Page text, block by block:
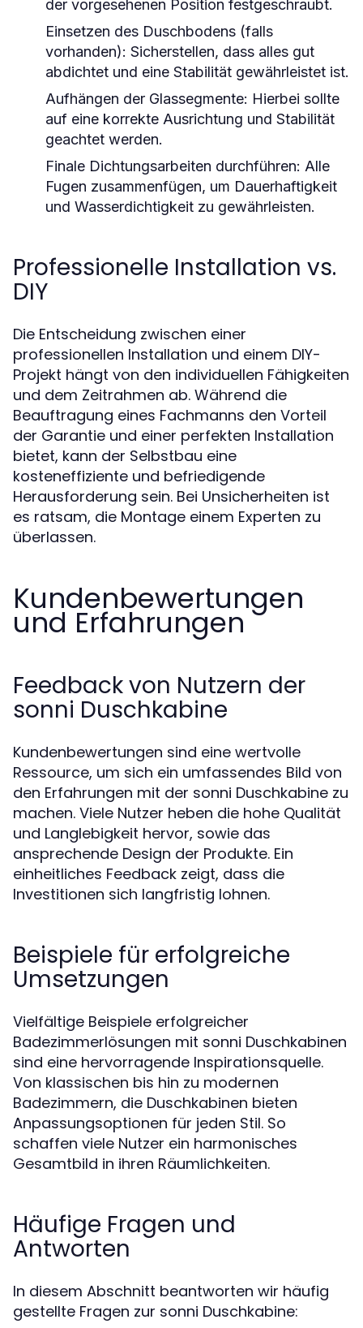
der vorgesehenen Position festgeschraubt.
Einsetzen des Duschbodens (falls
vorhanden): Sicherstellen, dass alles gut
abdichtet und eine Stabilität gewährleistet ist.
Aufhängen der Glassegmente: Hierbei sollte
auf eine korrekte Ausrichtung und Stabilität
geachtet werden.
Finale Dichtungsarbeiten durchführen: Alle
Fugen zusammenfügen, um Dauerhaftigkeit
und Wasserdichtigkeit zu gewährleisten.
Professionelle Installation vs.
DIY
Die Entscheidung zwischen einer
professionellen Installation und einem DIY-
Projekt hängt von den individuellen Fähigkeiten
und dem Zeitrahmen ab. Während die
Beauftragung eines Fachmanns den Vorteil
der Garantie und einer perfekten Installation
bietet, kann der Selbstbau eine
kosteneffiziente und befriedigende
Herausforderung sein. Bei Unsicherheiten ist
es ratsam, die Montage einem Experten zu
überlassen.
Kundenbewertungen
und Erfahrungen
Feedback von Nutzern der
sonni Duschkabine
Kundenbewertungen sind eine wertvolle
Ressource, um sich ein umfassendes Bild von
den Erfahrungen mit der sonni Duschkabine zu
machen. Viele Nutzer heben die hohe Qualität
und Langlebigkeit hervor, sowie das
ansprechende Design der Produkte. Ein
einheitliches Feedback zeigt, dass die
Investitionen sich langfristig lohnen.
Beispiele für erfolgreiche
Umsetzungen
Vielfältige Beispiele erfolgreicher
Badezimmerlösungen mit sonni Duschkabinen
sind eine hervorragende Inspirationsquelle.
Von klassischen bis hin zu modernen
Badezimmern, die Duschkabinen bieten
Anpassungsoptionen für jeden Stil. So
schaffen viele Nutzer ein harmonisches
Gesamtbild in ihren Räumlichkeiten.
Häufige Fragen und
Antworten
In diesem Abschnitt beantworten wir häufig
gestellte Fragen zur sonni Duschkabine: